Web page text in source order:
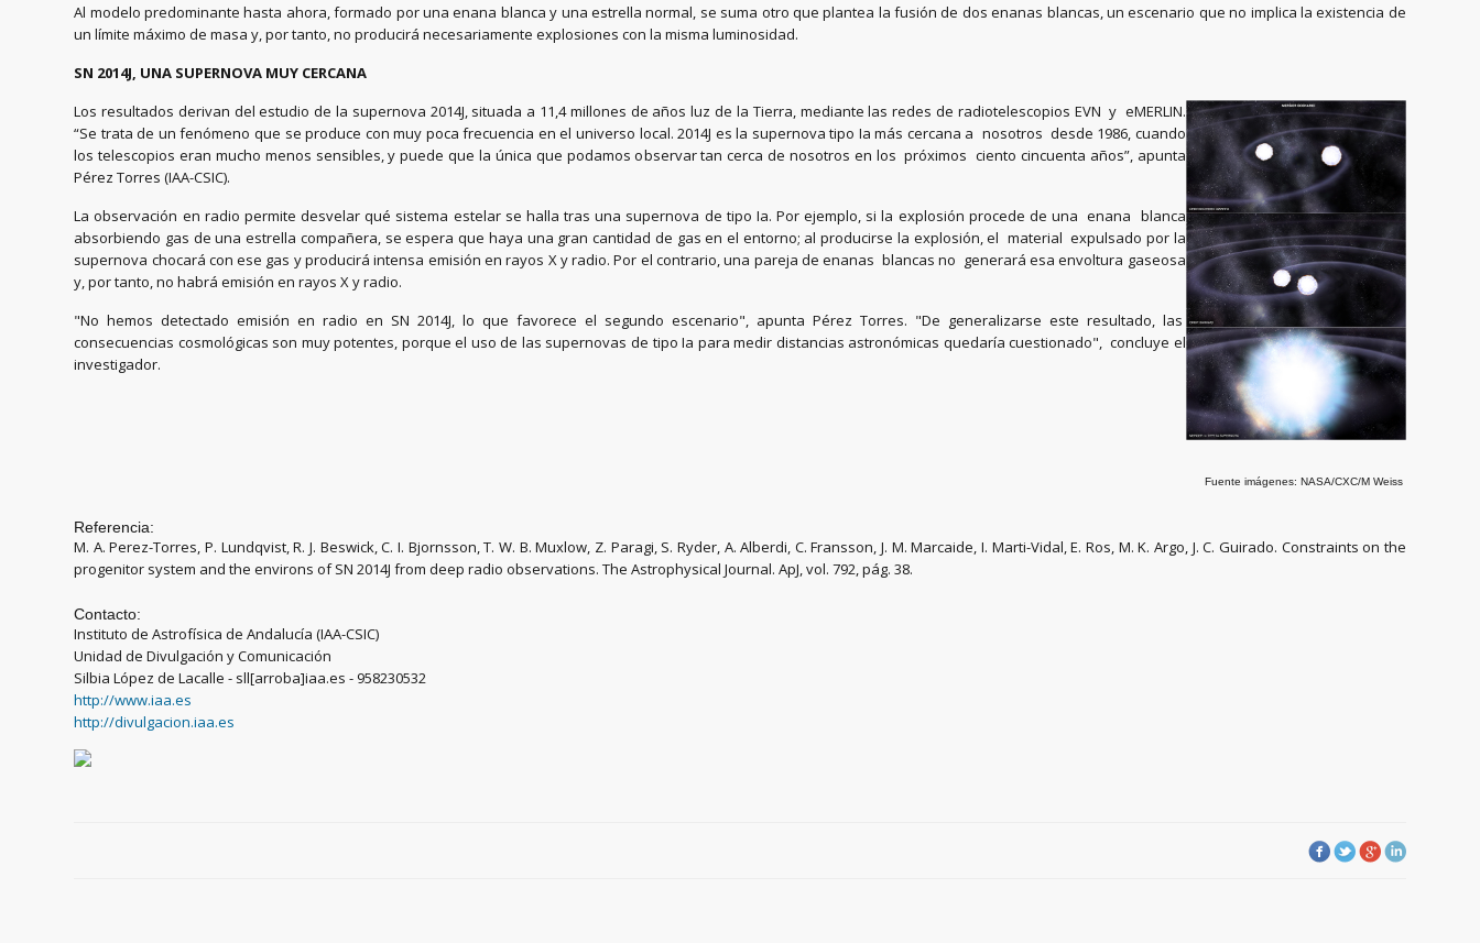
Al modelo predominante hasta ahora, formado por una enana blanca y una estrella normal, se suma otro que plantea la fusión de dos enanas blancas, un escenario que no implica la existencia de
un límite máximo de masa y, por tanto, no producirá necesariamente explosiones con la misma luminosidad.
SN 2014J, UNA SUPERNOVA MUY CERCANA
Los resultados derivan del estudio de la supernova 2014J, situada a 11,4 millones de años luz de la Tierra, mediante las redes de radiotelescopios EVN y eMERLIN.
“Se trata de un fenómeno que se produce con muy poca frecuencia en el universo local. 2014J es la supernova tipo Ia más cercana a nosotros desde 1986, cuando
los telescopios eran mucho menos sensibles, y puede que la única que podamos observar tan cerca de nosotros en los próximos ciento cincuenta años”, apunta
Pérez Torres (IAA-CSIC).
La observación en radio permite desvelar qué sistema estelar se halla tras una supernova de tipo Ia. Por ejemplo, si la explosión procede de una enana blanca
absorbiendo gas de una estrella compañera, se espera que haya una gran cantidad de gas en el entorno; al producirse la explosión, el material expulsado por la
supernova chocará con ese gas y producirá intensa emisión en rayos X y radio. Por el contrario, una pareja de enanas blancas no generará esa envoltura gaseosa
y, por tanto, no habrá emisión en rayos X y radio.
"No hemos detectado emisión en radio en SN 2014J, lo que favorece el segundo escenario", apunta Pérez Torres. "De generalizarse este resultado, las
consecuencias cosmológicas son muy potentes, porque el uso de las supernovas de tipo Ia para medir distancias astronómicas quedaría cuestionado", concluye el
investigador.
Fuente imágenes: NASA/CXC/M Weiss
Referencia:
M. A. Perez-Torres, P. Lundqvist, R. J. Beswick, C. I. Bjornsson, T. W. B. Muxlow, Z. Paragi, S. Ryder, A. Alberdi, C. Fransson, J. M. Marcaide, I. Marti-Vidal, E. Ros, M. K. Argo, J. C. Guirado. Constraints on the
progenitor system and the environs of SN 2014J from deep radio observations. The Astrophysical Journal. ApJ, vol. 792, pág. 38.
Contacto:
Instituto de Astrofísica de Andalucía (IAA-CSIC)
Unidad de Divulgación y Comunicación
Silbia López de Lacalle - sll[arroba]iaa.es - 958230532
http://www.iaa.es
http://divulgacion.iaa.es